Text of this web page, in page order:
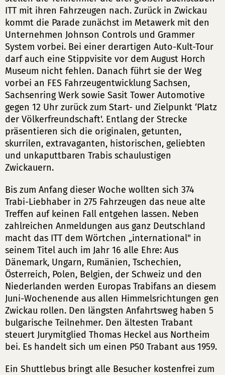
ITT mit ihren Fahrzeugen nach. Zurück in Zwickau
kommt die Parade zunächst im Metawerk mit den
Unternehmen Johnson Controls und Grammer
System vorbei. Bei einer derartigen Auto-Kult-Tour
darf auch eine Stippvisite vor dem August Horch
Museum nicht fehlen. Danach führt sie der Weg
vorbei an FES Fahrzeugentwicklung Sachsen,
Sachsenring Werk sowie Sasit Tower Automotive
gegen 12 Uhr zurück zum Start- und Zielpunkt ‘Platz
der Völkerfreundschaft'. Entlang der Strecke
präsentieren sich die originalen, getunten,
skurrilen, extravaganten, historischen, geliebten
und unkaputtbaren Trabis schaulustigen
Zwickauern.
Bis zum Anfang dieser Woche wollten sich 374
Trabi-Liebhaber in 275 Fahrzeugen das neue alte
Treffen auf keinen Fall entgehen lassen. Neben
zahlreichen Anmeldungen aus ganz Deutschland
macht das ITT dem Wörtchen „international" in
seinem Titel auch im Jahr 16 alle Ehre: Aus
Dänemark, Ungarn, Rumänien, Tschechien,
Österreich, Polen, Belgien, der Schweiz und den
Niederlanden werden Europas Trabifans an diesem
Juni-Wochenende aus allen Himmelsrichtungen gen
Zwickau rollen. Den längsten Anfahrtsweg haben 5
bulgarische Teilnehmer. Den ältesten Trabant
steuert Jurymitglied Thomas Heckel aus Northeim
bei. Es handelt sich um einen P50 Trabant aus 1959.
Ein Shuttlebus bringt alle Besucher kostenfrei zum